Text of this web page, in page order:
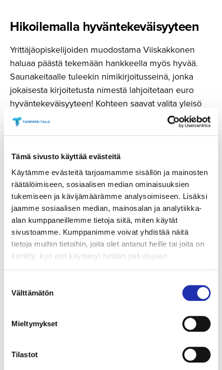
Tämä sivusto käyttää evästeitä
Käytämme evästeitä tarjoamamme sisällön ja mainosten
räätälöimiseen, sosiaalisen median ominaisuuksien
tukemiseen ja kävijämäärämme analysoimiseen. Lisäksi
jaamme sosiaalisen median, mainosalan ja analytiikka-
alan kumppaneillemme tietoja siitä, miten käytät
sivustoamme. Kumppanimme voivat yhdistää näitä
tietoja muihin tietoihin, joita olet antanut heille tai joita on
kerätty, kun olet käyttänyt heidän palvelujaan.
valinta
Välttämätön
Mieltymykset
Tilastot
SHARE
Hikoilemalla hyvänteke­väi­syyteen
Yrittäjäopiskelijoiden muodostama Viiskakkonen
haluaa päästä tekemään hankkeella myös hyvää.
Saunakeitaalle tuleekin nimikirjoitusseinä, jonka
jokaisesta kirjoitetusta nimestä lahjoitetaan euro
hyväntekeväisyyteen! Kohteen saavat valita yleisö
viidestä eri vaihtoehdosta. Tervetuloa kokemaan
ainutlaatuinen saunaelämys aivan Tampereen
tarkemmin IG/FB: @viiskakkonen
Osta liput Iskelmä Gaalaan 2027